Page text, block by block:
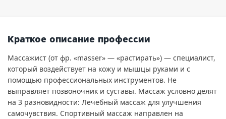
Краткое описание профессии
Массажист (от фр. «masser» — «растирать») — специалист,
который воздействует на кожу и мышцы руками и с
помощью профессиональных инструментов. Не
выправляет позвоночник и суставы. Массаж условно делят
на 3 разновидности: Лечебный массаж для улучшения
самочувствия. Спортивный массаж направлен на